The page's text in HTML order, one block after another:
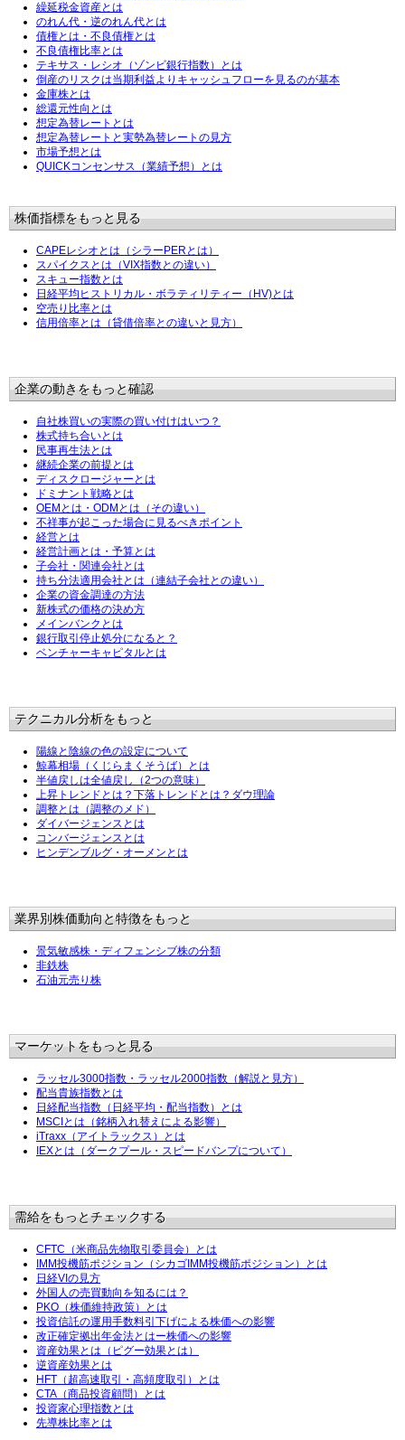
繰延税金資産とは
のれん代・逆のれん代とは
債権とは・不良債権とは
不良債権比率とは
テキサス・レシオ（ゾンビ銀行指数）とは
倒産のリスクは当期利益よりキャッシュフローを見るのが基本
金庫株とは
総還元性向とは
想定為替レートとは
想定為替レートと実勢為替レートの見方
市場予想とは
QUICKコンセンサス（業績予想）とは
株価指標をもっと見る
CAPEレシオとは（シラーPERとは）
スパイクスとは（VIX指数との違い）
スキュー指数とは
日経平均ヒストリカル・ボラティリティー（HV)とは
空売り比率とは
信用倍率とは（貸借倍率との違いと見方）
企業の動きをもっと確認
自社株買いの実際の買い付けはいつ？
株式持ち合いとは
民事再生法とは
継続企業の前提とは
ディスクロージャーとは
ドミナント戦略とは
OEMとは・ODMとは（その違い）
不祥事が起こった場合に見るべきポイント
経営とは
経営計画とは・予算とは
子会社・関連会社とは
持ち分法適用会社とは（連結子会社との違い）
企業の資金調達の方法
新株式の価格の決め方
メインバンクとは
銀行取引停止処分になると？
ベンチャーキャピタルとは
テクニカル分析をもっと
陽線と陰線の色の設定について
鯨幕相場（くじらまくそうば）とは
半値戻しは全値戻し（2つの意味）
上昇トレンドとは？下落トレンドとは？ダウ理論
調整とは（調整のメド）
ダイバージェンスとは
コンバージェンスとは
ヒンデンブルグ・オーメンとは
業界別株価動向と特徴をもっと
景気敏感株・ディフェンシブ株の分類
非鉄株
石油元売り株
マーケットをもっと見る
ラッセル3000指数・ラッセル2000指数（解説と見方）
配当貴族指数とは
日経配当指数（日経平均・配当指数）とは
MSCIとは（銘柄入れ替えによる影響）
iTraxx（アイトラックス）とは
IEXとは（ダークプール・スピードバンプについて）
需給をもっとチェックする
CFTC（米商品先物取引委員会）とは
IMM投機筋ポジション（シカゴIMM投機筋ポジション）とは
日経VIの見方
外国人の売買動向を知るには？
PKO（株価維持政策）とは
投資信託の運用手数料引下げによる株価への影響
改正確定拠出年金法とはー株価への影響
資産効果とは（ピグー効果とは）
逆資産効果とは
HFT（超高速取引・高頻度取引）とは
CTA（商品投資顧問）とは
投資家心理指数とは
先導株比率とは